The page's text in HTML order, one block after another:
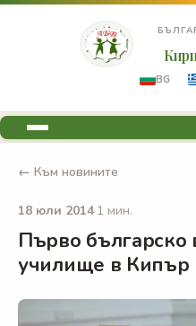
BG
← Към новините
18 юли 2014·1 мин.
Първо българско
училище в Кипър